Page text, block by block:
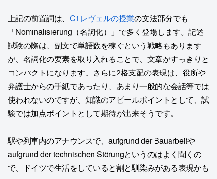
上記の前置詞は、 C1レヴェルの授業の文法部分でも
「Nominalisierung（名詞化）」で多く登場します。記述
試験の際は、副文で単語数を稼ぐという戦略もあります
が、名詞化の要素を取り入れることで、文章がすっきりと
コンパクトになります。さらに2格支配の表現は、役所や
弁護士からの手紙であったり、あまり一般的な会話等では
使われないのですが、知識のアピールポイントとして、試
験では加点ポイントとして期待が出来そうです。
駅や列車内のアナウンスで、aufgrund der Bauarbeitや
aufgrund der technischen Störungというのはよく聞くの
で、ドイツで生活をしていると割と馴染みがある表現かも